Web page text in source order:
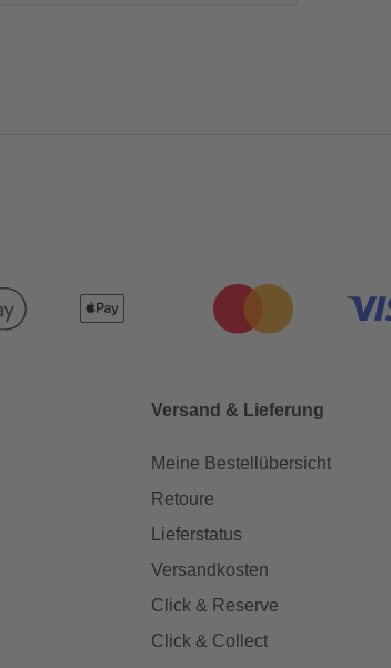
Versand & Lieferung
Meine Bestellübersicht
Retoure
Lieferstatus
Versandkosten
Click & Reserve
Click & Collect